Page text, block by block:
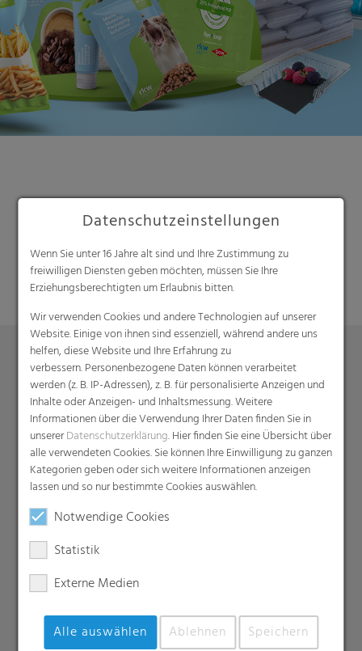
Datenschutzeinstellungen
Wenn Sie unter 16 Jahre alt sind und Ihre Zustimmung zu
freiwilligen Diensten geben möchten, müssen Sie Ihre
Erziehungsberechtigten um Erlaubnis bitten.
Wir verwenden Cookies und andere Technologien auf unserer
Website. Einige von ihnen sind essenziell, während andere uns
helfen, diese Website und Ihre Erfahrung zu
verbessern. Personenbezogene Daten können verarbeitet
werden (z. B. IP-Adressen), z. B. für personalisierte Anzeigen und
Inhalte oder Anzeigen- und Inhaltsmessung. Weitere
Informationen über die Verwendung Ihrer Daten finden Sie in
unsererDatenschutzerklärung. Hier finden Sie eine Übersicht über
alle verwendeten Cookies. Sie können Ihre Einwilligung zu ganzen
Kategorien geben oder sich weitere Informationen anzeigen
lassen und so nur bestimmte Cookies auswählen.
Notwendige Cookies
Statistik
Externe Medien
Alle auswählen Ablehnen Speichern
Produkte
Barrierefolien
Compounds
Dachunterspannbahnen
Industriefolien, Säcke, Sackverpackungen
Liners
MDO Folien
Multipack-Schrumpffolien
Papierähnliche Folien
Schrumpffolien & Stretchhauben
Kaschierfolien
Technische Folien